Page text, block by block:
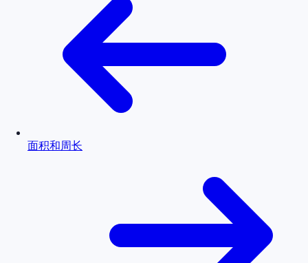
面积和周长